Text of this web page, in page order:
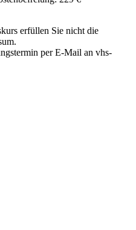
erfüllen Sie nicht die
per E-Mail an vhs-